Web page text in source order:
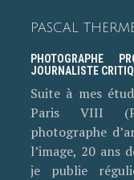
PASCAL
PHOTOGRAPHE
JOURNALISTE
Suite à mes
Paris VIII
photographe
l’image, 20 ans
je publie